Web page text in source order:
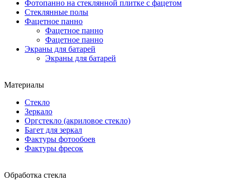
Фотопанно на стеклянной плитке с фацетом
Стеклянные полы
Фацетное панно
Фацетное панно
Фацетное панно
Экраны для батарей
Экраны для батарей
Материалы
Стекло
Зеркало
Оргстекло (акриловое стекло)
Багет для зеркал
Фактуры фотообоев
Фактуры фресок
Обработка стекла